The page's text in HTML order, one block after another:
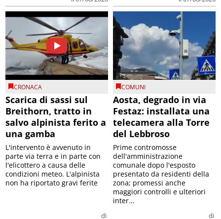
CRONACA
Scarica di sassi sul
Breithorn, tratto in
salvo alpinista ferito a
una gamba
di
L'intervento è avvenuto in
parte via terra e in parte con
l'elicottero a causa delle
condizioni meteo. L'alpinista
non ha riportato gravi ferite
COMUNI
Aosta, degrado in via
Festaz: installata una
telecamera alla Torre
del Lebbroso
di
Prime contromosse
dell'amministrazione
comunale dopo l'esposto
presentato da residenti della
zona; promessi anche
maggiori controlli e ulteriori
inter...